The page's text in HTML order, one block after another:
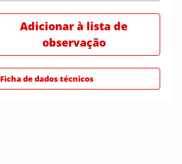
Adicionar à lista de
observação
Ficha de dados técnicos